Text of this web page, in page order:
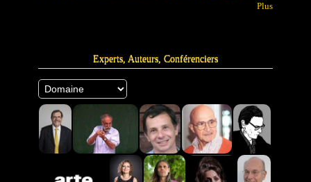
Plus
Experts, Auteurs, Conférenciers